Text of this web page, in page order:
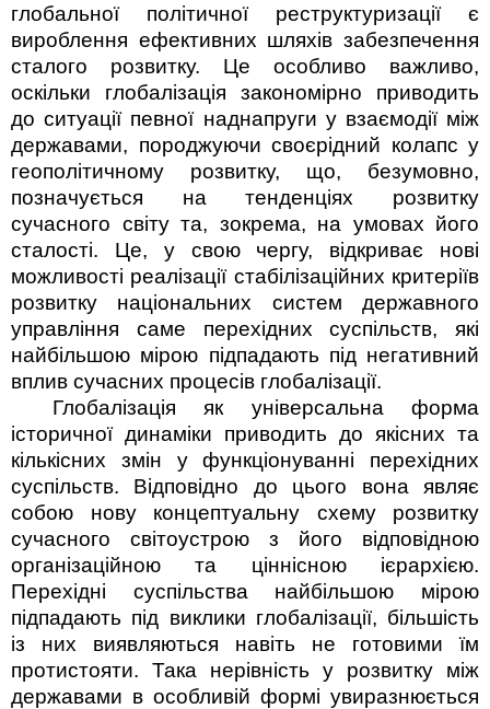
глобальної політичної реструктуризації є
вироблення ефективних шляхів забезпечення
сталого розвитку. Це особливо важливо,
оскільки глобалізація закономірно приводить
до ситуації певної наднапруги у взаємодії між
державами, породжуючи своєрідний колапс у
геополітичному розвитку, що, безумовно,
позначується на тенденціях розвитку
сучасного світу та, зокрема, на умовах його
сталості. Це, у свою чергу, відкриває нові
можливості реалізації стабілізаційних критеріїв
розвитку національних систем державного
управління саме перехідних суспільств, які
найбільшою мірою підпадають під негативний
вплив сучасних процесів глобалізації.
Глобалізація як універсальна форма
історичної динаміки приводить до якісних та
кількісних змін у функціонуванні перехідних
суспільств. Відповідно до цього вона являє
собою нову концептуальну схему розвитку
сучасного світоустрою з його відповідною
органі­заційною та ціннісною ієрархією.
Перехідні суспільства найбільшою мірою
підпадають під виклики глобалізації, більшість
із них виявляються навіть не готовими їм
протистояти. Така нерівність у розвитку між
державами в особливій формі увиразнюється